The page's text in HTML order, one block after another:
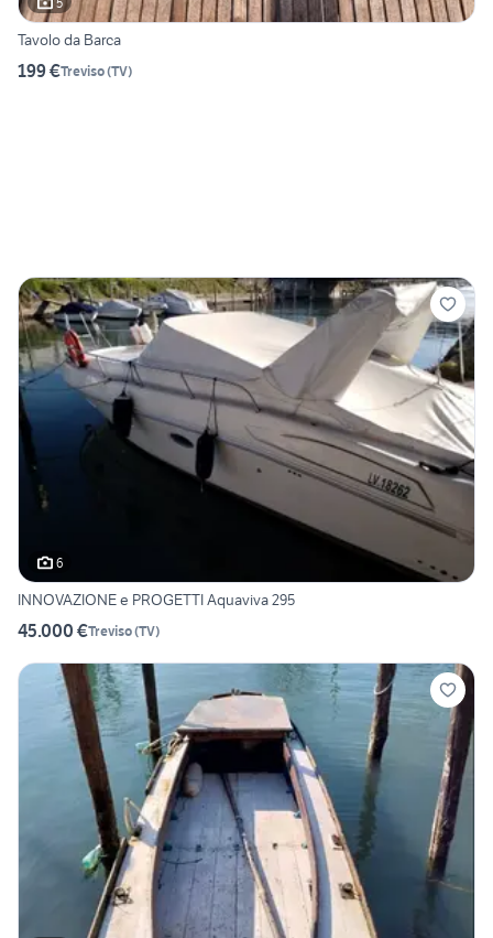
Tavolo da Barca
199 €Treviso(TV)
6
INNOVAZIONE e PROGETTI Aquaviva 295
45.000 €Treviso(TV)